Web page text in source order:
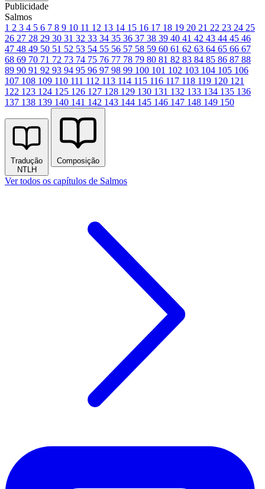
Publicidade
Salmos
1 2 3 4 5 6 7 8 9 10 11 12 13 14 15 16 17 18 19 20 21 22 23 24 25
26 27 28 29 30 31 32 33 34 35 36 37 38 39 40 41 42 43 44 45 46
47 48 49 50 51 52 53 54 55 56 57 58 59 60 61 62 63 64 65 66 67
68 69 70 71 72 73 74 75 76 77 78 79 80 81 82 83 84 85 86 87 88
89 90 91 92 93 94 95 96 97 98 99 100 101 102 103 104 105 106
107 108 109 110 111 112 113 114 115 116 117 118 119 120 121
122 123 124 125 126 127 128 129 130 131 132 133 134 135 136
137 138 139 140 141 142 143 144 145 146 147 148 149 150
Tradução
NTLH
Composição
Ver todos os capítulos de Salmos